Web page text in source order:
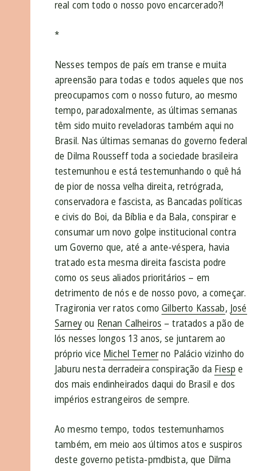
real com todo o nosso povo encarcerado?!
*
Nesses tempos de país em transe e muita
apreensão para todas e todos aqueles que nos
preocupamos com o nosso futuro, ao mesmo
tempo, paradoxalmente, as últimas semanas
têm sido muito reveladoras também aqui no
Brasil. Nas últimas semanas do governo federal
de Dilma Rousseff toda a sociedade brasileira
testemunhou e está testemunhando o quê há
de pior de nossa velha direita, retrógrada,
conservadora e fascista, as Bancadas políticas
e civis do Boi, da Bíblia e da Bala, conspirar e
consumar um novo golpe institucional contra
um Governo que, até a ante-véspera, havia
tratado esta mesma direita fascista podre
como os seus aliados prioritários – em
detrimento de nós e de nosso povo, a começar.
Tragironia ver ratos comoGilberto Kassab, José
Sarneyou Renan Calheiros – tratados a pão de
lós nesses longos 13 anos, se juntarem ao
próprio vice Michel Temerno Palácio vizinho do
Jaburu nesta derradeira conspiração da Fiesp e
dos mais endinheirados daqui do Brasil e dos
impérios estrangeiros de sempre.
Ao mesmo tempo, todos testemunhamos
também, em meio aos últimos atos e suspiros
deste governo petista-pmdbista, que Dilma